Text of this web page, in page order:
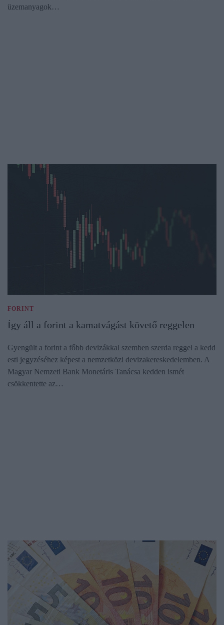
üzemanyagok…
FORINT
Így áll a forint a kamatvágást követő reggelen
Gyengült a forint a főbb devizákkal szemben szerda reggel a kedd
esti jegyzéséhez képest a nemzetközi devizakereskedelemben. A
Magyar Nemzeti Bank Monetáris Tanácsa kedden ismét
csökkentette az…